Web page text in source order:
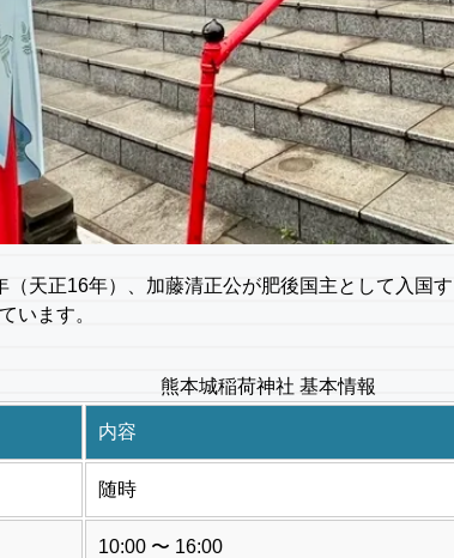
天正16年）、加藤清正公が肥後国主として入国
います。
熊本城稲荷神社 基本情報
内容
随時
10:00 〜 16:00